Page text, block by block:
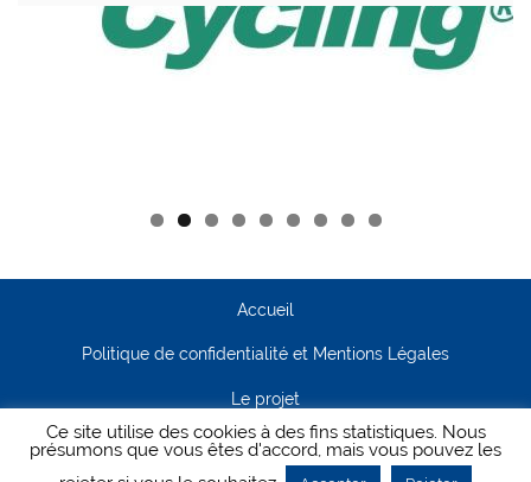
Accueil
Politique de confidentialité et Mentions Légales
Le projet
Contact
Ce site utilise des cookies à des fins statistiques. Nous
présumons que vous êtes d'accord, mais vous pouvez les